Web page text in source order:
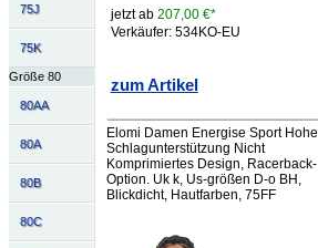
75J
75K
Größe 80
80AA
80A
80B
80C
jetzt ab 207,00 €*
Verkäufer: 534KO-EU
zum Artikel
Elomi Damen Energise Sport Hohe
Schlagunterstützung Nicht
Komprimiertes Design, Racerback-
Option. Uk k, Us-größen D-o BH,
Blickdicht, Hautfarben, 75FF